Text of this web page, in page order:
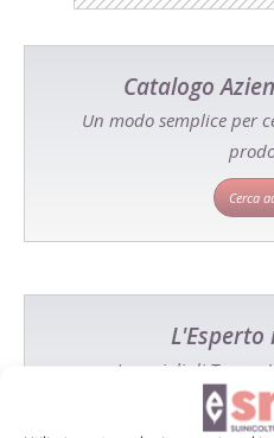
Catalogo
Un modo semplice per
Cerca
L'Esperto
I consigli di Terra e
Cerca